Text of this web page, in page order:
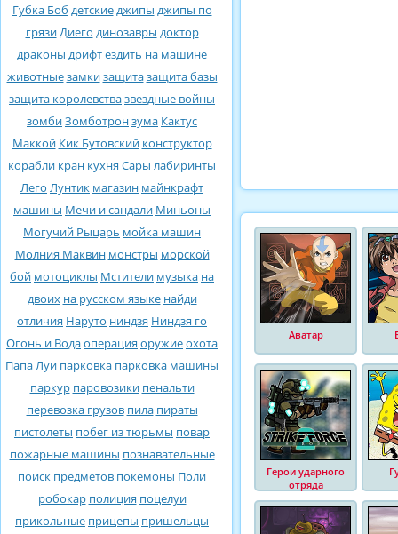
Губка Боб детскиеджипы джипы по
грязиДиего динозавры доктор
драконы дрифтездить на машине
животныезамкизащитазащита базы
защита королевствазвездные войны
зомбиЗомботронзума Кактус
Маккой Кик Бутовский конструктор
корабли кран кухня Сары лабиринты
Лего Лунтик магазин майнкрафт
машины Мечи и сандали Миньоны
Могучий Рыцарь мойка машин
Молния Маквин монстры морской
бой мотоциклы Мстители музыка на
двоих на русском языке найди
отличия Наруто ниндзя Ниндзя го
Огонь и Водаоперация оружиеохота
Папа Луи парковка парковка машины
паркур паровозики пенальти
перевозка грузов пила пираты
пистолеты побег из тюрьмы повар
пожарные машины познавательные
поиск предметов покемоны Поли
робокар полиция поцелуи
прикольные прицепы пришельцы
Аватар
Герои ударного
отряда